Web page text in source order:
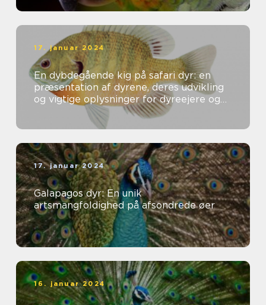
17. januar 2024
En dybdegående kig på safari dyr: en
præsentation af dyrene, deres udvikling
og vigtige oplysninger for dyreejere og
dyreelskere
17. januar 2024
Galapagos dyr: En unik
artsmangfoldighed på afsondrede øer
16. januar 2024